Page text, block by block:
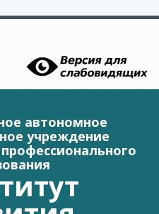
автономное
учреждение